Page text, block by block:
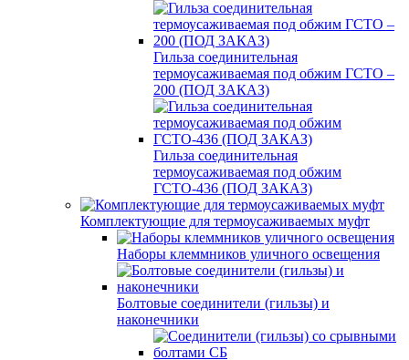
Гильза соединительная
термоусаживаемая под обжим ГСТО –
200 (ПОД ЗАКАЗ)
Гильза соединительная
термоусаживаемая под обжим
ГСТО-436 (ПОД ЗАКАЗ)
Комплектующие для термоусаживаемых муфт
Наборы клеммников уличного освещения
Болтовые соединители (гильзы) и
наконечники